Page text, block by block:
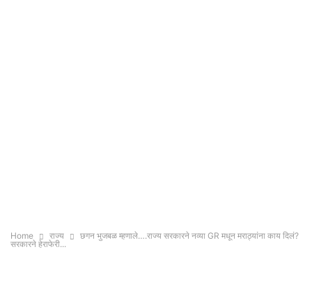
Home राज्य
छगन भुजबळ म्हणाले….राज्य सरकारने नव्या GR मधून मराठ्यांना काय दिलं?
सरकारने हेराफेरी...